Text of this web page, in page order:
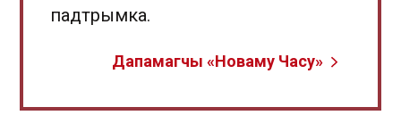
падтрымка.
Дапамагчы «Новаму Часу»